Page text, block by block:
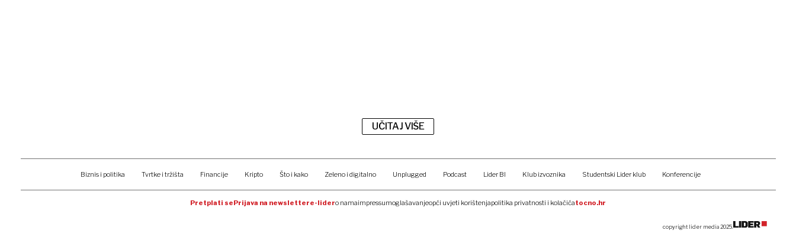
UČITAJ VIŠE
Biznis i politika Tvrtke i tržišta Financije Kripto Što i kako Zeleno i digitalno Unplugged Podcast Lider BI Klub izvoznika Studentski Lider klub Konferencije
Pretplati sePrijava na newslettere-lidero namaimpressumoglašavanjeopći uvjeti korištenjapolitika privatnosti i kolačićatocno.hr
copyright lider media 2025.